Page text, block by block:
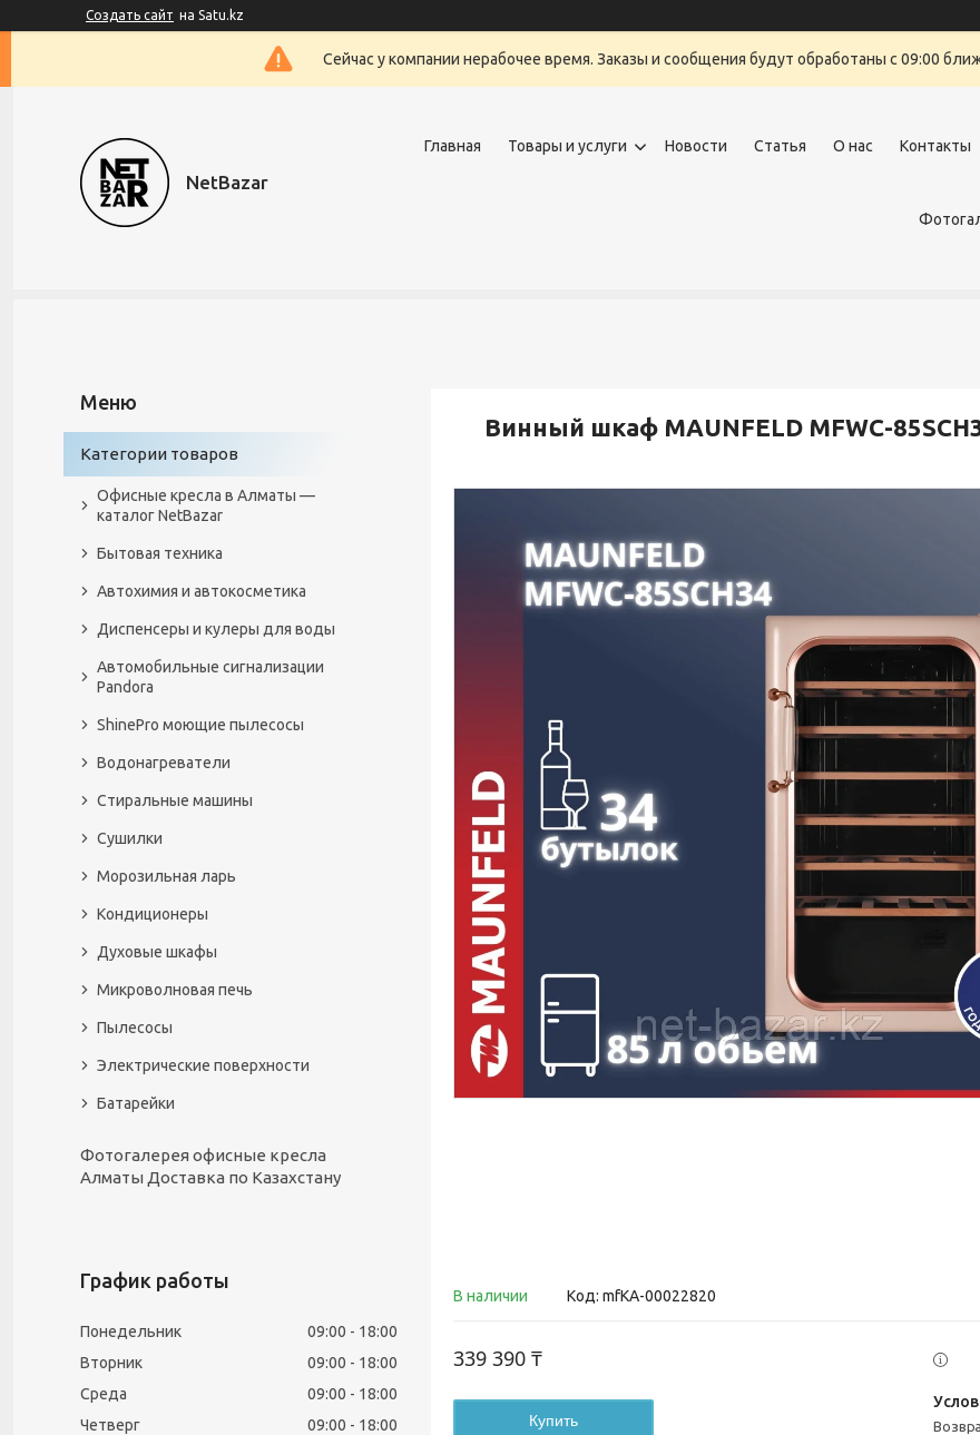
Создать сайт на Satu.kz
Сейчас у компании нерабочее время. Заказы и сообщения будут обработаны с 09:00
NetBazar
Главная Товары и услуги Новости Статья О нас Контакты
Винный шкаф MAUNFELD MFWC-
В наличии Код: mfКА-00022820
339 390 ₸
Купить
Категории товаров
Офисные кресла в Алматы —
каталог NetBazar
Бытовая техника
Автохимия и автокосметика
Диспенсеры и кулеры для воды
Автомобильные сигнализации
Pandora
ShinePro моющие пылесосы
Водонагреватели
Стиральные машины
Сушилки
Морозильная ларь
Кондиционеры
Духовые шкафы
Микроволновая печь
Пылесосы
Электрические поверхности
Батарейки
Фотогалерея офисные кресла
Алматы Доставка по Казахстану
График работы
Понедельник 09:00
18:00
Вторник
09:00
18:00
Среда
09:00
18:00
Четверг
09:00
18:00